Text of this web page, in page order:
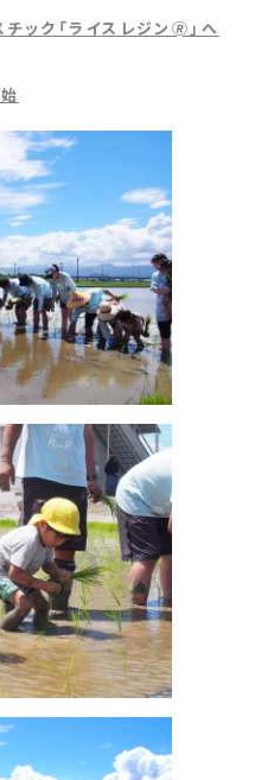
ック「ライスレジン🄬」へ